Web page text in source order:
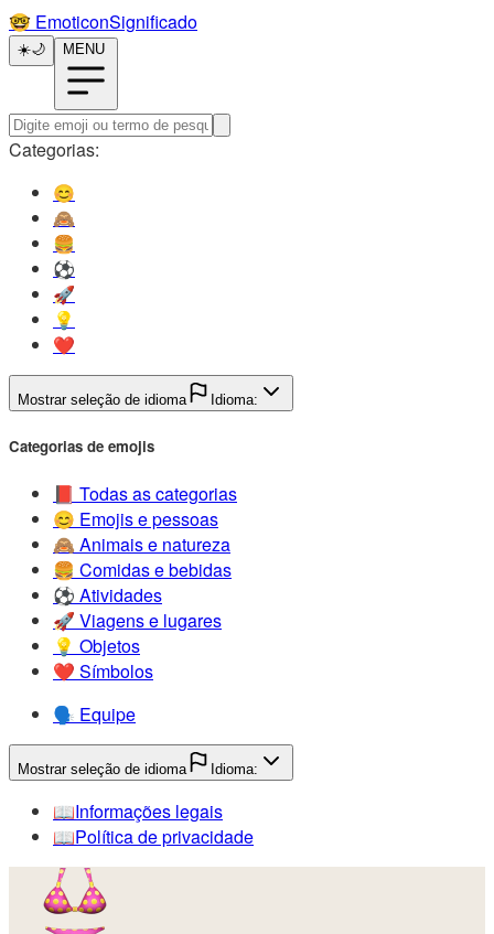
🤓️ EmoticonSignificado
☀️🌙 MENU
Categorias:
😊️
🙈️
🍔️
⚽️
🚀️
💡️
❤️
Mostrar seleção de idioma Idioma:
Categorias de emojis
📕️ Todas as categorias
😊️ Emojis e pessoas
🙈️ Animais e natureza
🍔️ Comidas e bebidas
⚽️ Atividades
🚀️ Viagens e lugares
💡️ Objetos
❤️ Símbolos
🗣️ Equipe
Mostrar seleção de idioma Idioma:
📖️Informações legais
📖️Política de privacidade